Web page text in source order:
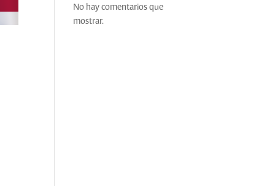
No hay comentarios que
mostrar.